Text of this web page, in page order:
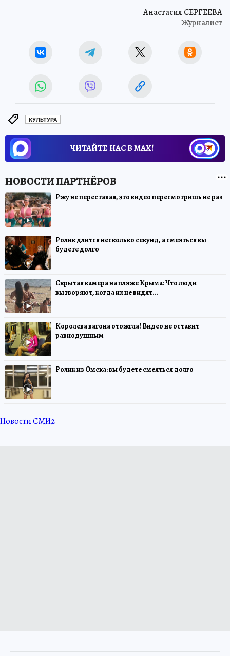
Анастасия СЕРГЕЕВА
Журналист
КУЛЬТУРА
ЧИТАЙТЕ НАС В МАХ!
Ржу не переставая, это видео пересмотришь не раз
Ролик длится несколько секунд, а смеяться вы
будете долго
Скрытая камера на пляже Крыма: Что люди
вытворяют, когда их не видят...
Королева вагона отожгла! Видео не оставит
равнодушным
Ролик из Омска: вы будете смеяться долго
Новости СМИ2